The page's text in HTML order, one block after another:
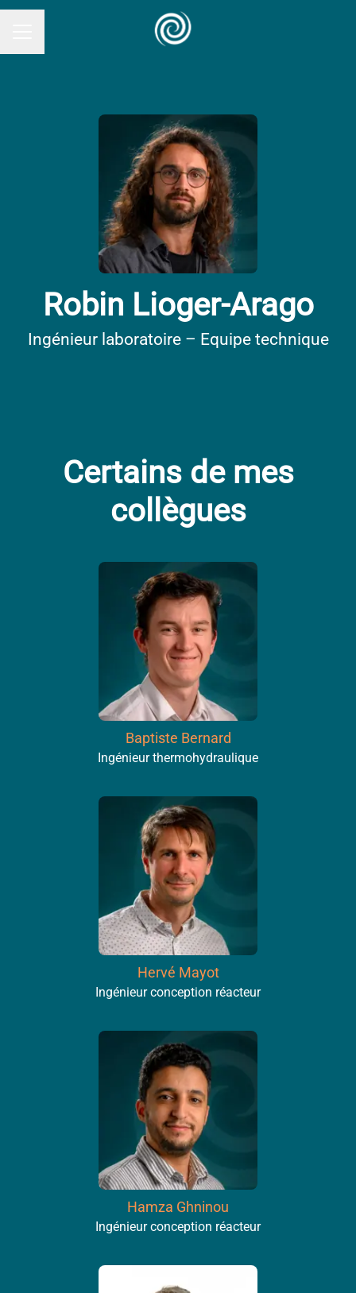
Robin Lioger-Arago
Ingénieur laboratoire – Equipe technique
Certains de mes
collègues
Baptiste Bernard
Ingénieur thermohydraulique
Hervé Mayot
Ingénieur conception réacteur
Hamza Ghninou
Ingénieur conception réacteur